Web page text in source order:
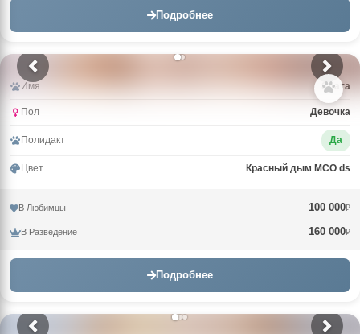
Подробнее
Имя Злата
Пол Девочка
Полидакт Да
Цвет Красный дым MCO ds
В Любимцы 100 000₽
В Разведение 160 000₽
Подробнее